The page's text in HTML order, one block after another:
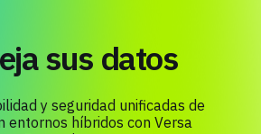
sus datos
y seguridad unificadas de
entornos híbridos con Versa